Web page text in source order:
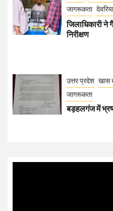
जागरूकता देवरिया
जिलाधिकारी
निरीक्षण
उत्तर प्रदेश खास
जागरूकता
बड़हलगंज में